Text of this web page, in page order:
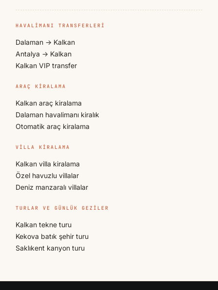
HAVALIMANI TRANSFERLERI
Dalaman → Kalkan
Antalya → Kalkan
Kalkan VIP transfer
ARAÇ KIRALAMA
Kalkan araç kiralama
Dalaman havalimanı kiralık
Otomatik araç kiralama
VILLA KIRALAMA
Kalkan villa kiralama
Özel havuzlu villalar
Deniz manzaralı villalar
TURLAR VE GÜNLÜK GEZILER
Kalkan tekne turu
Kekova batık şehir turu
Saklıkent kanyon turu